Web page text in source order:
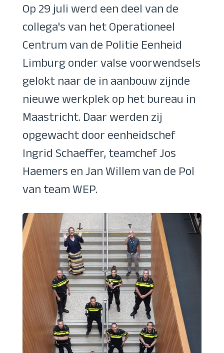
Op 29 juli werd een deel van de
collega's van het Operationeel
Centrum van de Politie Eenheid
Limburg onder valse voorwendsels
gelokt naar de in aanbouw zijnde
nieuwe werkplek op het bureau in
Maastricht.Daar werden zij
opgewacht door eenheidschef
Ingrid Schaeffer, teamchef Jos
Haemers en Jan Willem van de Pol
van team WEP.